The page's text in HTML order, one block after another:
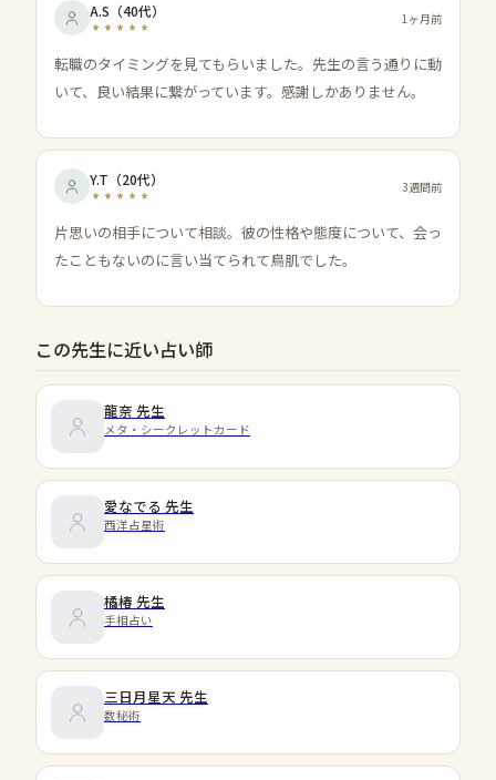
A.S （40代） 1ヶ月前
転職のタイミングを見てもらいました。先生の言う通りに動
いて、良い結果に繋がっています。感謝しかありません。
Y.T （20代） 3週間前
片思いの相手について相談。彼の性格や態度について、会っ
たこともないのに言い当てられて鳥肌でした。
この先生に近い占い師
龍奈 先生
メタ・シークレットカード
愛なでる 先生
西洋占星術
橘椿 先生
手相占い
三日月星天 先生
数秘術